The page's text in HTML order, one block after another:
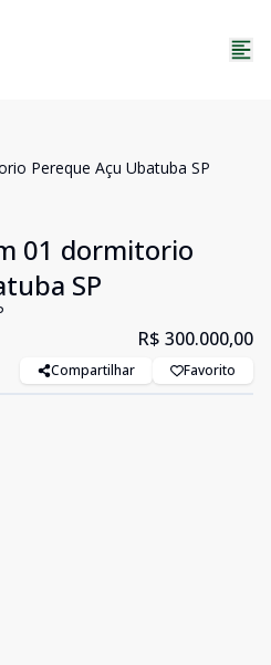
Pereque Açu Ubatuba SP
01 dormitorio
SP
R$ 300.000,00
Compartilhar Favorito